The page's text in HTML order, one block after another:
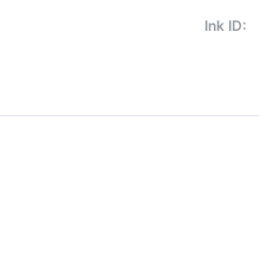
Ink ID: